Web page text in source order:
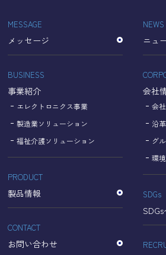
収集されたデータはGoogleのプライバ
て管理されます。
なお、当サイトのご利用をもって、上
いてGoogle及び当サイトが行うデー
【Googleのプライバシーポリシー】
https://policies.google.com/
https://policies.google.com/
hl=ja
個人情報に関するお問い
名古屋理研電具株式会社
TEL：052-833-1248
MESSAGE
メッセージ
BUSINESS
事業紹介
エレクトロニクス事業
製造業ソリューション
福祉介護ソリューション
PRODUCT
製品情報
CONTACT
お問い合わせ
NEWS
ニュ
会社
会
沿革
グ
環
SDGs